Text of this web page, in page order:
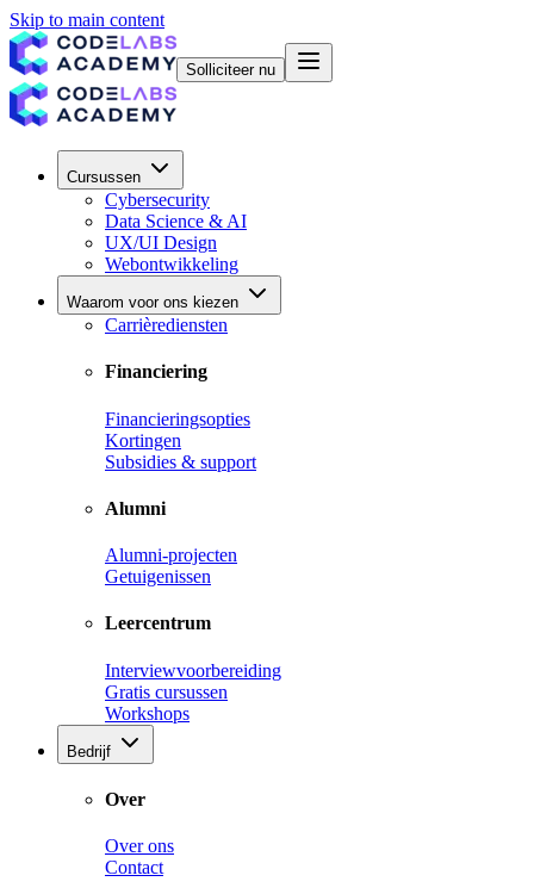
Skip to main content
Solliciteer nu
Cursussen
Cybersecurity
Data Science & AI
UX/UI Design
Webontwikkeling
Waarom voor ons kiezen
Carrièrediensten
Financiering
Financieringsopties
Kortingen
Subsidies & support
Alumni
Alumni-projecten
Getuigenissen
Leercentrum
Interviewvoorbereiding
Gratis cursussen
Workshops
Bedrijf
Over
Over ons
Contact